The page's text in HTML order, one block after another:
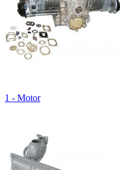
1 - Motor